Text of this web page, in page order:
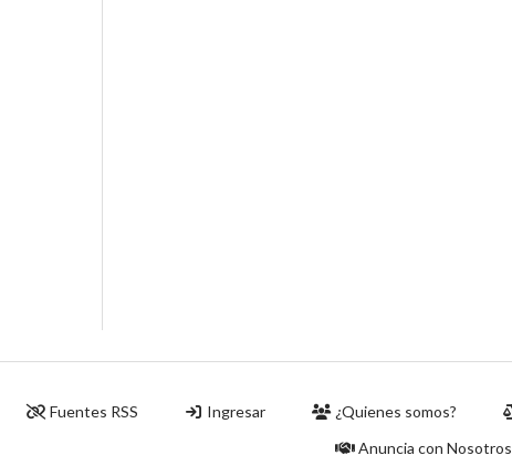
Fuentes RSS Ingresar ¿Quienes somos?
Anuncia con Nosotros